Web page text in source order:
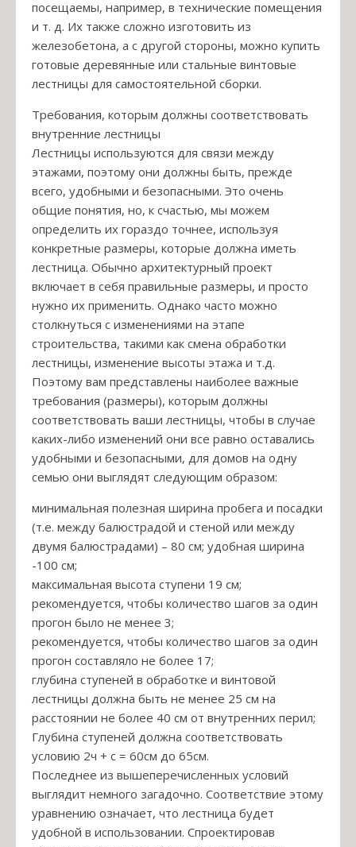
посещаемы, например, в технические помещения
и т. д. Их также сложно изготовить из
железобетона, а с другой стороны, можно купить
готовые деревянные или стальные винтовые
лестницы для самостоятельной сборки.
Требования, которым должны соответствовать
внутренние лестницы
Лестницы используются для связи между
этажами, поэтому они должны быть, прежде
всего, удобными и безопасными. Это очень
общие понятия, но, к счастью, мы можем
определить их гораздо точнее, используя
конкретные размеры, которые должна иметь
лестница. Обычно архитектурный проект
включает в себя правильные размеры, и просто
нужно их применить. Однако часто можно
столкнуться с изменениями на этапе
строительства, такими как смена обработки
лестницы, изменение высоты этажа и т.д.
Поэтому вам представлены наиболее важные
требования (размеры), которым должны
соответствовать ваши лестницы, чтобы в случае
каких-либо изменений они все равно оставались
удобными и безопасными, для домов на одну
семью они выглядят следующим образом:
минимальная полезная ширина пробега и посадки
(т.е. между балюстрадой и стеной или между
двумя балюстрадами) – 80 см; удобная ширина
-100 см;
максимальная высота ступени 19 см;
рекомендуется, чтобы количество шагов за один
прогон было не менее 3;
рекомендуется, чтобы количество шагов за один
прогон составляло не более 17;
глубина ступеней в обработке и винтовой
лестницы должна быть не менее 25 см на
расстоянии не более 40 см от внутренних перил;
Глубина ступеней должна соответствовать
условию 2ч + с = 60см до 65см.
Последнее из вышеперечисленных условий
выглядит немного загадочно. Соответствие этому
уравнению означает, что лестница будет
удобной в использовании. Спроектировав